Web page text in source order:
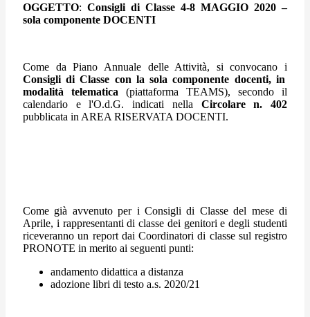
OGGETTO: Consigli di Classe 4-8 MAGGIO 2020 –
sola componente DOCENTI
Come da Piano Annuale delle Attività, si convocano i
Consigli di Classe con la sola componente docenti, in
modalità telematica (piattaforma TEAMS), secondo il
calendario e l'O.d.G. indicati nella Circolare n. 402
pubblicata in AREA RISERVATA DOCENTI.
Come già avvenuto per i Consigli di Classe del mese di
Aprile, i rappresentanti di classe dei genitori e degli studenti
riceveranno un report dai Coordinatori di classe sul registro
PRONOTE in merito ai seguenti punti:
andamento didattica a distanza
adozione libri di testo a.s. 2020/21